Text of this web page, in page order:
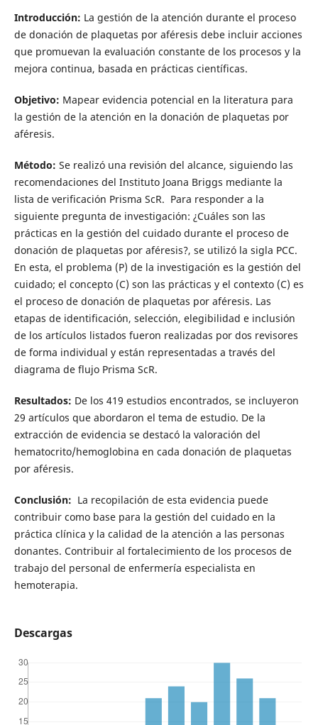
Introducción: La gestión de la atención durante el proceso
de donación de plaquetas por aféresis debe incluir acciones
que promuevan la evaluación constante de los procesos y la
mejora continua, basada en prácticas científicas.
Objetivo: Mapear evidencia potencial en la literatura para
la gestión de la atención en la donación de plaquetas por
aféresis.
Método: Se realizó una revisión del alcance, siguiendo las
recomendaciones del Instituto Joana Briggs mediante la
lista de verificación Prisma ScR. Para responder a la
siguiente pregunta de investigación: ¿Cuáles son las
prácticas en la gestión del cuidado durante el proceso de
donación de plaquetas por aféresis?, se utilizó la sigla PCC.
En esta, el problema (P) de la investigación es la gestión del
cuidado; el concepto (C) son las prácticas y el contexto (C) es
el proceso de donación de plaquetas por aféresis. Las
etapas de identificación, selección, elegibilidad e inclusión
de los artículos listados fueron realizadas por dos revisores
de forma individual y están representadas a través del
diagrama de flujo Prisma ScR.
Resultados: De los 419 estudios encontrados, se incluyeron
29 artículos que abordaron el tema de estudio. De la
extracción de evidencia se destacó la valoración del
hematocrito/hemoglobina en cada donación de plaquetas
por aféresis.
Conclusión: La recopilación de esta evidencia puede
contribuir como base para la gestión del cuidado en la
práctica clínica y la calidad de la atención a las personas
donantes. Contribuir al fortalecimiento de los procesos de
trabajo del personal de enfermería especialista en
hemoterapia.
Descargas